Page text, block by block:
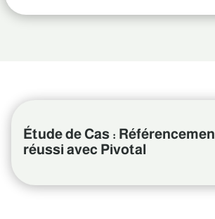
Étude de Cas :
réussi avec Pivotal